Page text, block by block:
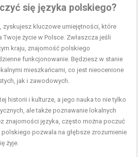
się języka polskiego?
zyskujesz kluczowe umiejętności, które
Twoje życie w Polsce. Zwłaszcza jeśli
kraju, znajomość polskiego
funkcjonowanie. Będziesz w stanie
mieszkańcami, co jest nieocenione
jak i zawodowych.
historii i kulturze, a jego nauka to nie tylko
ale także poznawanie lokalnych
znajomości języka, często można poczuć
pozwala na głębsze zrozumienie
żyje.